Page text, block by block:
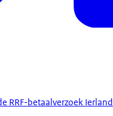
RRF-betaalverzoek Ierland